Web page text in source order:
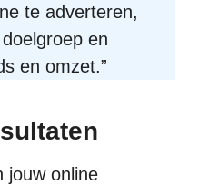
te adverteren,
en
en omzet.”
jouw online